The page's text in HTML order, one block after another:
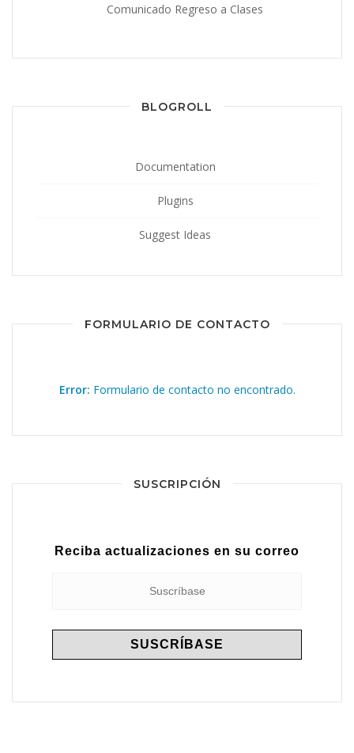
Comunicado Regreso a Clases
BLOGROLL
Documentation
Plugins
Suggest Ideas
FORMULARIO DE CONTACTO
Error: Formulario de contacto no encontrado.
SUSCRIPCIÓN
Reciba actualizaciones en su correo